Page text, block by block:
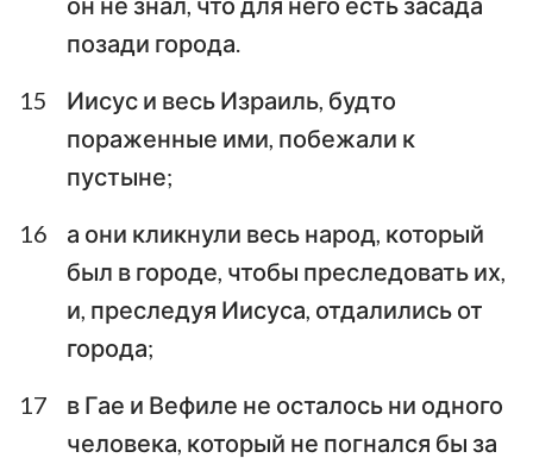
позади города.
15
Иисус и весь Израиль, будто
пораженные ими, побежали к
пустыне;
16
а они кликнули весь народ, который
был в городе, чтобы преследовать их,
и, преследуя Иисуса, отдалились от
города;
17
в Гае и Вефиле не осталось ни одного
человека, который не погнался бы за